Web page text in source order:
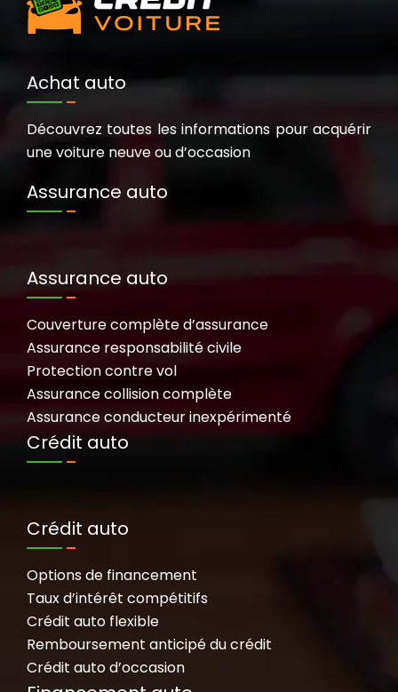
Achat auto
Découvrez toutes les informations pour acquérir
une voiture neuve ou d’occasion
Assurance auto
Assurance auto
Couverture complète d’assurance
Assurance responsabilité civile
Protection contre vol
Assurance collision complète
Assurance conducteur inexpérimenté
Crédit auto
Crédit auto
Options de financement
Taux d’intérêt compétitifs
Crédit auto flexible
Remboursement anticipé du crédit
Crédit auto d’occasion